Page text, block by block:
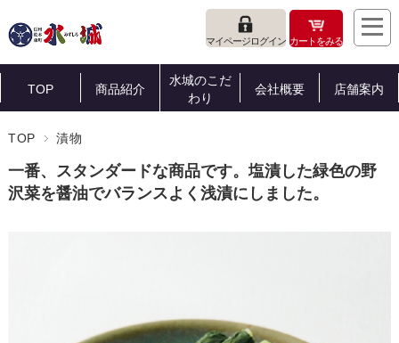
マイページログイン カートをみる
TOP 商品紹介
水城のこだ
わり
会社概要 店舗案内
TOP 漬物
一番、スタンダードな商品です。塩漬した緑色の野
沢菜を醤油でバランスよく浅漬にしました。